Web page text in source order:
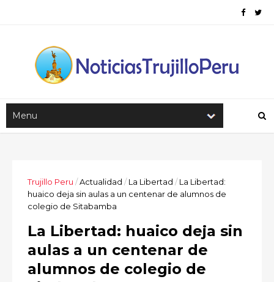
Trujillo Peru /Actualidad / La Libertad / La Libertad:
huaico deja sin aulas a un centenar de alumnos de
colegio de Sitabamba
La Libertad: huaico deja sin
aulas a un centenar de
alumnos de colegio de